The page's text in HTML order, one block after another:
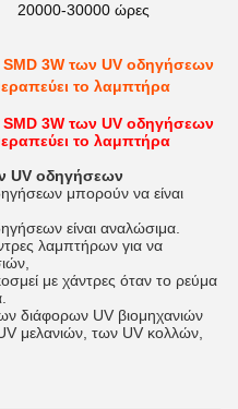
20000-30000 ώρες
3W των UV οδηγήσεων
το λαμπτήρα
3W των UV οδηγήσεων
το λαμπτήρα
UV οδηγήσεων
μπορούν να είναι
είναι αναλώσιμα.
λαμπτήρων για να
με χάντρες όταν το ρεύμα
διάφορων UV βιομηχανιών
μελανιών, των UV κολλών,